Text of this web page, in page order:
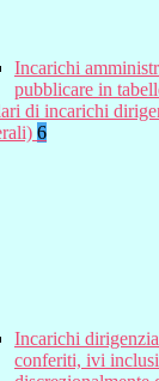
Incarichi
pubblicare in
di incarichi
6
Incarichi
conferiti, ivi